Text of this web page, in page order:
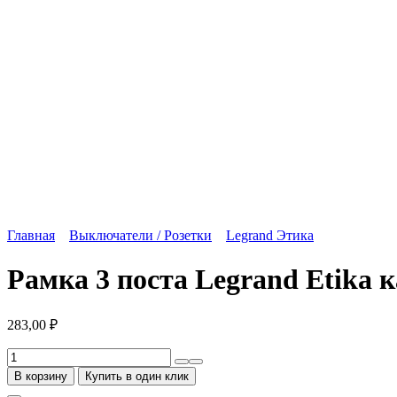
Главная Выключатели / Розетки Legrand Этика
Рамка 3 поста Legrand Etika
283,00 ₽
Количество
товара
Рамка
В корзину Купить в один клик